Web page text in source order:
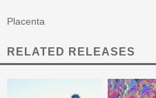
Placenta
RELATED RELEASES